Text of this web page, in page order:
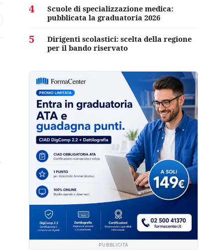
4
Scuole di specializzazione medica:
pubblicata la graduatoria 2026
5
Dirigenti scolastici: scelta della regione
per il bando riservato
PUBBLICITÀ